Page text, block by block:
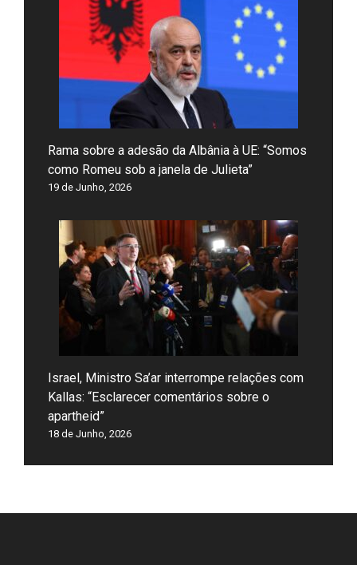
Rama sobre a adesão da Albânia à UE: “Somos
como Romeu sob a janela de Julieta”
19 de Junho, 2026
Israel, Ministro Sa’ar interrompe relações com
Kallas: “Esclarecer comentários sobre o
apartheid”
18 de Junho, 2026